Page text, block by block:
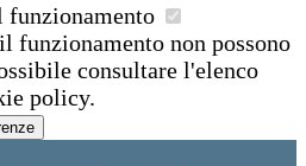
funzionamento
funzionamento non possono
consultare l'elenco
policy.